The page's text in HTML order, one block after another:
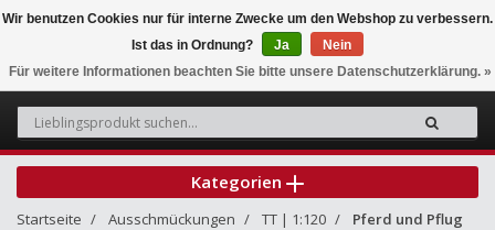
0
Kategorien
Startseite Ausschmückungen TT | 1:120 Pferd und Pflug
Wir benutzen Cookies nur für interne Zwecke um den Webshop zu verbessern.
Ist das in Ordnung?
Ja
Nein
Für weitere Informationen beachten Sie bitte unsere Datenschutzerklärung. »